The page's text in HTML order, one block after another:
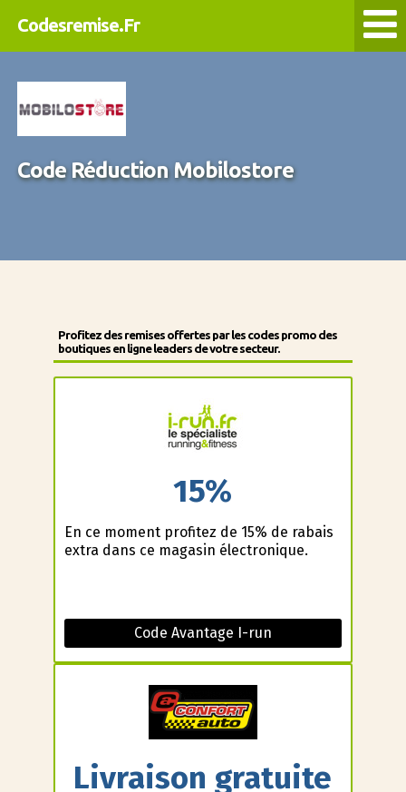
Codesremise.Fr
Code Réduction Mobilostore
Profitez des remises offertes par les codes promo des
boutiques en ligne leaders de votre secteur.
15%
En ce moment profitez de 15% de rabais
extra dans ce magasin électronique.
Code Avantage I-run
Livraison gratuite